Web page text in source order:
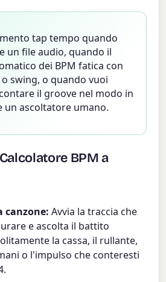
tap tempo quando
un file audio, quando il
dei BPM fatica con
swing, o quando vuoi
il groove nel modo in
un ascoltatore umano.
BPM a
canzone: Avvia la traccia che
e ascolta il battito
la cassa, il rullante,
o l'impulso che conteresti